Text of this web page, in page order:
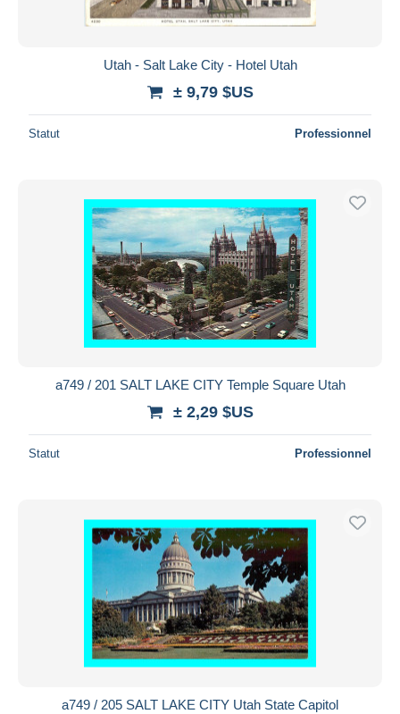
Utah - Salt Lake City - Hotel Utah
± 9,79 $US
Statut Professionnel
a749 / 201 SALT LAKE CITY Temple Square Utah
± 2,29 $US
Statut Professionnel
a749 / 205 SALT LAKE CITY Utah State Capitol